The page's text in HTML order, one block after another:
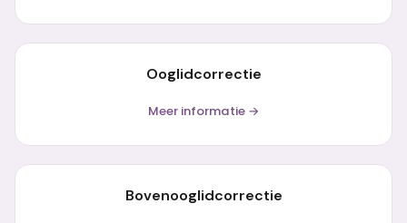
Ooglidcorrectie
Meer informatie →
Bovenooglidcorrectie